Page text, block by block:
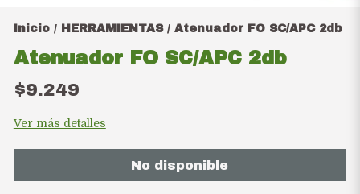
Inicio / HERRAMIENTAS / Atenuador FO SC/APC 2db
Atenuador FO SC/APC 2db
$9.249
Ver más detalles
No disponible